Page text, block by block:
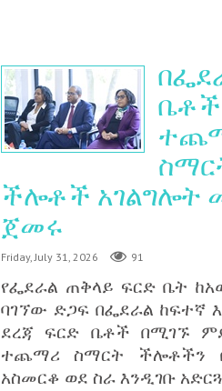
ቤቶች
ችሎቶች አገልግሎት
ጀመሩ
Friday, July 31, 2026 91
የፌደራል ጠቅላይ ፍርድ ቤት
ባገኘው ድጋፍ በፌደራል ከፍተኛ
ደረጃ ፍርድ ቤቶች በሚገኙ
ተጨማሪ ስማርት ችሎቶችን
አስመርቆ ወደ ስራ እንዲገቡ